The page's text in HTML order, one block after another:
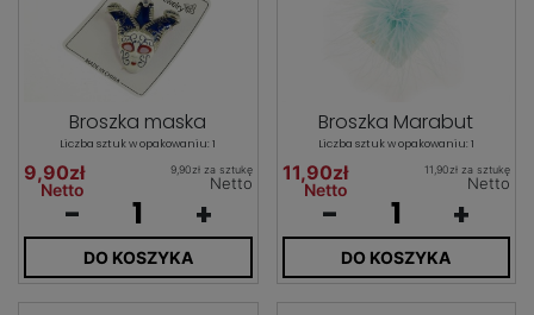
Broszka maska
Liczba sztuk w opakowaniu: 1
9,90zł
Netto
9,90zł za sztukę
Netto
- +
DO KOSZYKA
Broszka Marabut
Liczba sztuk w opakowaniu: 1
11,90zł
Netto
11,90zł za sztukę
Netto
- +
DO KOSZYKA